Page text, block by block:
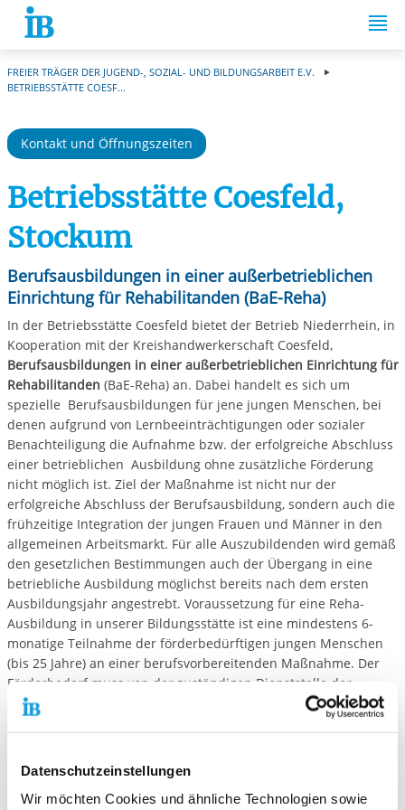
Datenschutzeinstellungen
Wir möchten Cookies und ähnliche Technologien sowie
Springe zum Inhalt
FREIER TRÄGER DER JUGEND-, SOZIAL- UND BILDUNGSARBEIT E.V.
BETRIEBSSTÄTTE COESF...
Kontakt und Öffnungszeiten
Betriebsstätte Coesfeld,
Stockum
Berufsausbildungen in einer außerbetrieblichen
Einrichtung für Rehabilitanden (BaE-Reha)
In der Betriebsstätte Coesfeld bietet der Betrieb Niederrhein, in
Kooperation mit der Kreishandwerkerschaft Coesfeld,
Berufsausbildungen in einer außerbetrieblichen Einrichtung für
Rehabilitanden (BaE-Reha) an. Dabei handelt es sich um
spezielle Berufsausbildungen für jene jungen Menschen, bei
denen aufgrund von Lernbeeinträchtigungen oder sozialer
Benachteiligung die Aufnahme bzw. der erfolgreiche Abschluss
einer betrieblichen Ausbildung ohne zusätzliche Förderung
nicht möglich ist. Ziel der Maßnahme ist nicht nur der
erfolgreiche Abschluss der Berufsausbildung, sondern auch die
frühzeitige Integration der jungen Frauen und Männer in den
allgemeinen Arbeitsmarkt. Für alle Auszubildenden wird gemäß
den gesetzlichen Bestimmungen auch der Übergang in eine
betriebliche Ausbildung möglichst bereits nach dem ersten
Ausbildungsjahr angestrebt. Voraussetzung für eine Reha-
Ausbildung in unserer Bildungsstätte ist eine mindestens 6-
monatige Teilnahme der förderbedürftigen jungen Menschen
(bis 25 Jahre) an einer berufsvorbereitenden Maßnahme. Der
Förderbedarf muss von der zuständigen Dienststelle der
Agentur für Arbeit festgestellt werden. Die BaE-Reha bieten wir
Holzbearbeiter/in,
Metallmaler/in
an.